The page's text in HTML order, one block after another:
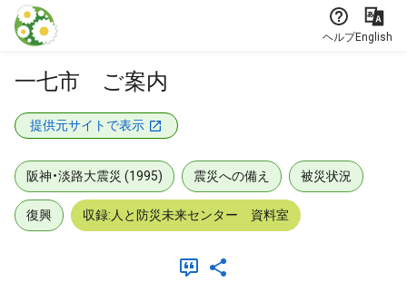
本文に飛ぶ
ヘルプEnglish
一七市 ご案内
提供元サイトで表示
阪神・淡路大震災 (1995) 震災への備え 被災状況
復興 収録:人と防災未来センター 資料室